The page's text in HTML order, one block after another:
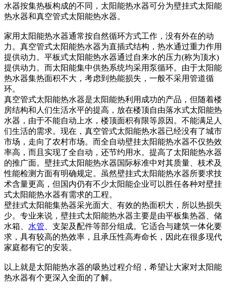
水器按集热板构成的不同，太阳能热水器可分为壁挂式太阳能
热水器和真空管式太阳能热水器。
家用太阳能热水器通常按自然循环方式工作，没有外在的动
力。真空管式太阳能热水器为直插式结构，热水通过重力作用
提供动力。平板式太阳能热水器通过自来水的压力(称为顶水)
提供动力。而太阳能集中供热系统均采用泵循环。由于太阳能
热水器集热面积不大，考虑到热能损失，一般不采用管道循
环。
真空管式太阳能热水器是太阳能热利用成功的产品，但随着楼
房结构和人们生活水平的提高，放在楼顶自由落水式太阳能热
水器，由于不能自动上水，楼顶面积有限等原因。不能满足人
们生活的需求。现在，真空管式太阳能热水器已经没有了城市
市场，走向了农村市场。而全自动壁挂太阳能热水器不仅热效
率高，而且实现了全自动，还节约用水。提高了太阳能热水器
的推广面。壁挂式太阳能热水器国际标准中对其质量、枝术及
性能检测方面有明确规定。虽然壁挂式太阳能热水器所要求技
术含量更高，但国内仍有不少太阳能企业可以胜任各种对壁挂
式太阳能热水器有需求的工程。
壁挂式太阳能集热器采光面大、有效的热面积大，所以热损失
少。专业来说，壁挂式太阳能热水器主要是由平板集热器、储
水箱、 水管 、支架及配件等部分组成。它适合与建筑一体化要
求，具有较高的热效率，且承压性高寿命长，因此在很多现代
家庭都有它的安装。
以上就是太阳能热水器的吸热过程介绍，希望让大家对太阳能
热水器有个更深入全面的了解。